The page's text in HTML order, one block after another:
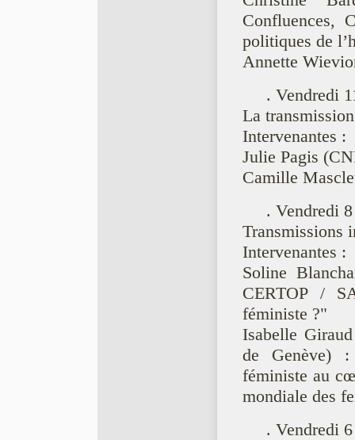
Confluences,
politiques de
Annette
. Vendredi
La
Intervenantes :
Julie Pagis
Camille
. Vendredi
Transmissions
Intervenantes :
Soline
CERTOP /
féministe ?"
Isabelle
de Genève) :
féministe au
mondiale des
. Vendredi